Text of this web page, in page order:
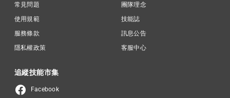
常見問題
使用規範
服務條款
隱私權政策
團隊理念
技能誌
訊息公告
客服中心
追縱技能市集
Facebook